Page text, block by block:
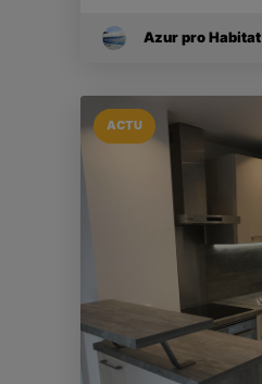
Azur pro Habitat
ACTU